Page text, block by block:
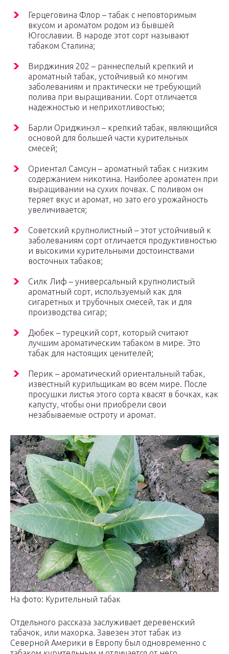
Герцеговина Флор – табак с неповторимым
вкусом и ароматом родом из бывшей
Югославии. В народе этот сорт называют
табаком Сталина;
Вирджиния 202 – раннеспелый крепкий и
ароматный табак, устойчивый ко многим
заболеваниям и практически не требующий
полива при выращивании. Сорт отличается
надежностью и неприхотливостью;
Барли Ориджинэл – крепкий табак, являющийся
основой для большей части курительных
смесей;
Ориентал Самсун – ароматный табак с низким
содержанием никотина. Наиболее ароматен при
выращивании на сухих почвах. С поливом он
теряет вкус и аромат, но зато его урожайность
увеличивается;
Советский крупнолистный – этот устойчивый к
заболеваниям сорт отличается продуктивностью
и высокими курительными достоинствами
восточных табаков;
Силк Лиф – универсальный крупнолистый
ароматный сорт, используемый как для
сигаретных и трубочных смесей, так и для
производства сигар;
Дюбек – турецкий сорт, который считают
лучшим ароматическим табаком в мире. Это
табак для настоящих ценителей;
Перик – ароматический ориентальный табак,
известный курильщикам во всем мире. После
просушки листья этого сорта квасят в бочках, как
капусту, чтобы они приобрели свои
незабываемые остроту и аромат.
На фото: Курительный табак
Отдельного рассказа заслуживает деревенский
табачок, или махорка. Завезен этот табак из
Северной Америки в Европу был одновременно с